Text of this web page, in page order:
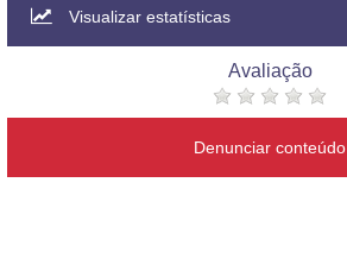
Visualizar estatísticas
Avaliação
Denunciar conteúdo